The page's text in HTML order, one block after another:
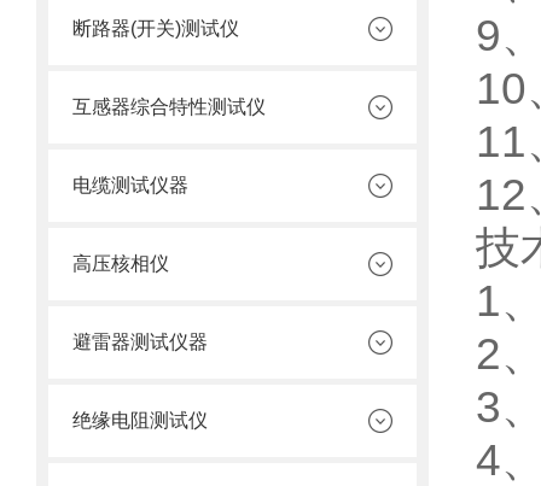
断路器(开关)测试仪
互感器综合特性测试仪
电缆测试仪器
高压核相仪
避雷器测试仪器
绝缘电阻测试仪
9
10
11
12
技
1
2
3
4